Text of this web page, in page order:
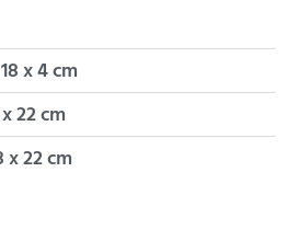
x 4 cm
22 cm
22 cm